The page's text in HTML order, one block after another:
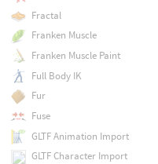
Fractal
Franken Muscle
Franken Muscle Paint
Full Body IK
Fur
Fuse
GLTF Animation Import
GLTF Character Import